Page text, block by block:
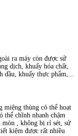
ra máy còn được sử
dịch, khuấy hóa chất,
khuấy thực phẩm,...
miệng thùng có thể hoạt
thể chĩnh nhanh chậm
mòn , không bị rỉ sét, sử
kiệm được rất nhiều